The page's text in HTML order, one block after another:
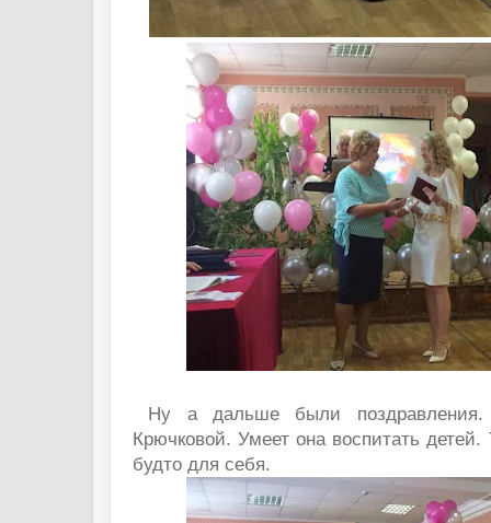
Ну а дальше были
Крючковой. Умеет она воспитать
будто для себя.